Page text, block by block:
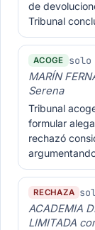
de
Tribunal
ACOGE solo
MARÍN
Serena
Tribunal
formular
rechazó
RECHAZA
ACADEMIA
LIMITADA